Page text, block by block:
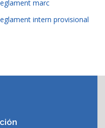
marc
intern provisional